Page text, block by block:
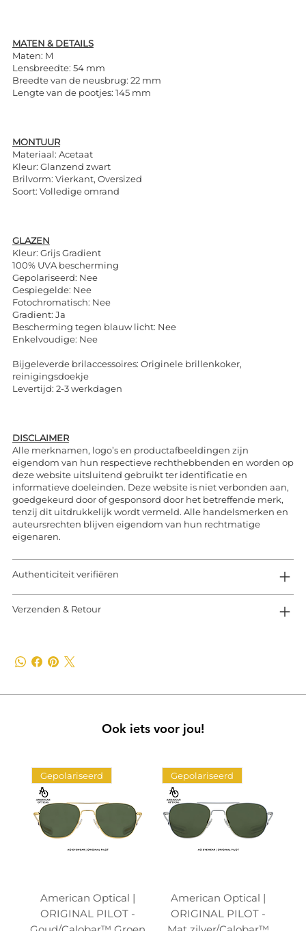
MATEN & DETAILS
Maten: M
Lensbreedte: 54 mm
Breedte van de neusbrug: 22 mm
Lengte van de pootjes: 145 mm
MONTUUR
Materiaal: Acetaat
Kleur: Glanzend zwart
Brilvorm: Vierkant, Oversized
Soort: Volledige omrand
GLAZEN
Kleur: Grijs Gradient
100% UVA bescherming
Gepolariseerd: Nee
Gespiegelde: Nee
Fotochromatisch: Nee
Gradient: Ja
Bescherming tegen blauw licht: Nee
Enkelvoudige: Nee
Bijgeleverde brilaccessoires: Originele brillenkoker,
reinigingsdoekje
Levertijd: 2-3 werkdagen
DISCLAIMER
Alle merknamen, logo’s en productafbeeldingen zijn
eigendom van hun respectieve rechthebbenden en worden op
deze website uitsluitend gebruikt ter identificatie en
informatieve doeleinden. Deze website is niet verbonden aan,
goedgekeurd door of gesponsord door het betreffende merk,
tenzij dit uitdrukkelijk wordt vermeld. Alle handelsmerken en
auteursrechten blijven eigendom van hun rechtmatige
eigenaren.
Authenticiteit verifiëren
Verzenden & Retour
Ook iets voor jou!
Gepolariseerd
American Optical |
ORIGINAL PILOT -
Gepolariseerd
American Optical |
ORIGINAL PILOT -